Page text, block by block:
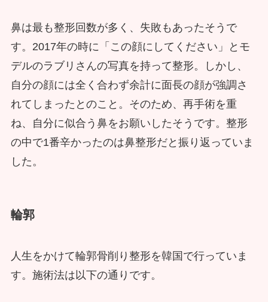
鼻は最も整形回数が多く、失敗もあったそうで
す。2017年の時に「この顔にしてください」とモ
デルのラブリさんの写真を持って整形。しかし、
自分の顔には全く合わず余計に面長の顔が強調さ
れてしまったとのこと。そのため、再手術を重
ね、自分に似合う鼻をお願いしたそうです。整形
の中で1番辛かったのは鼻整形だと振り返っていま
した。
輪郭
人生をかけて輪郭骨削り整形を韓国で行っていま
す。施術法は以下の通りです。